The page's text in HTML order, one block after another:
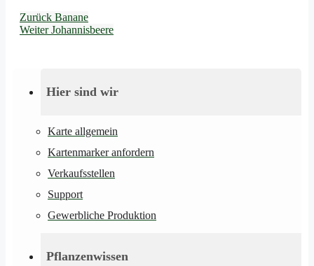
Hier sind wir
Karte allgemein
Kartenmarker anfordern
Verkaufsstellen
Support
Gewerbliche Produktion
Pflanzenwissen
Zurück Banane
WeiterJohannisbeere